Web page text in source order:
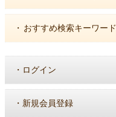
・ おすすめ検索キーワード
・ ログイン
・ 新規会員登録